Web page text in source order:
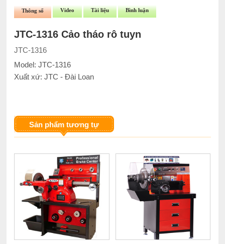
Thông số Video Tài liệu Bình luận
JTC-1316 Cảo tháo rô tuyn
JTC-1316
Model: JTC-1316
Xuất xứ: JTC - Đài Loan
Sản phẩm tương tự